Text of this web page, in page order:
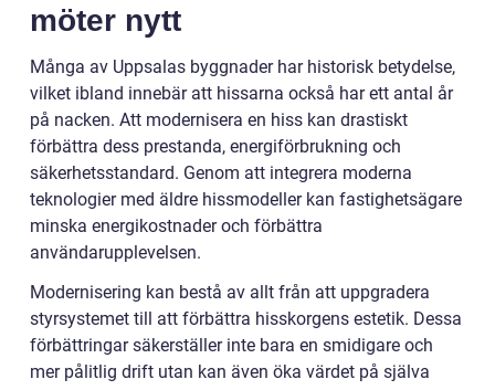
möter nytt
Många av Uppsalas byggnader har historisk betydelse,
vilket ibland innebär att hissarna också har ett antal år
på nacken. Att modernisera en hiss kan drastiskt
förbättra dess prestanda, energiförbrukning och
säkerhetsstandard. Genom att integrera moderna
teknologier med äldre hissmodeller kan fastighetsägare
minska energikostnader och förbättra
användarupplevelsen.
Modernisering kan bestå av allt från att uppgradera
styrsystemet till att förbättra hisskorgens estetik. Dessa
förbättringar säkerställer inte bara en smidigare och
mer pålitlig drift utan kan även öka värdet på själva